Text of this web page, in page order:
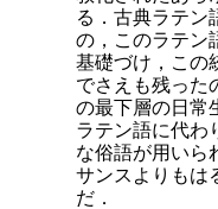
る．古典ラテン
の，このラテン
基礎づけ，この
でさえも残った
の最下層の日常
ラテン語に代わ
な俗語が用いら
サンスよりもは
だ．